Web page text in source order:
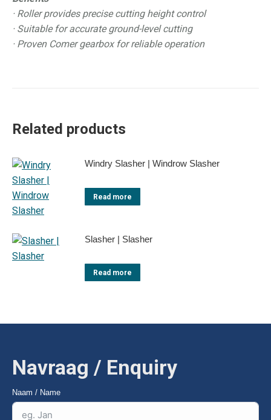
· Roller provides precise cutting height control
· Suitable for accurate ground-level cutting
· Proven Comer gearbox for reliable operation
Related products
Windry Slasher | Windrow Slasher
Read more
Slasher | Slasher
Read more
Navraag / Enquiry
Naam / Name